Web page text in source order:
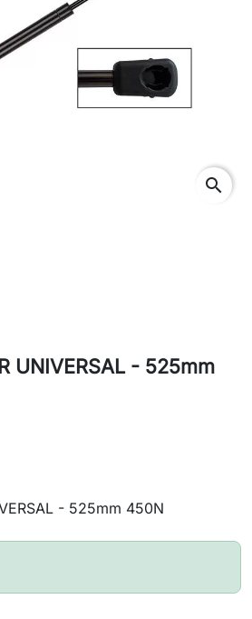
search
UNIVERSAL - 525mm
- 525mm 450N